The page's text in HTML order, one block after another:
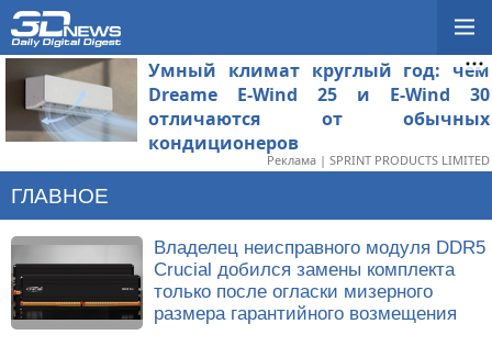
Умный климат круглый год: чем
Dreame E-Wind 25 и E-Wind 30
отличаются от обычных
кондиционеров
Реклама | SPRINT PRODUCTS LIMITED
ГЛАВНОЕ
Владелец неисправного модуля DDR5
Crucial добился замены комплекта
только после огласки мизерного
размера гарантийного возмещения